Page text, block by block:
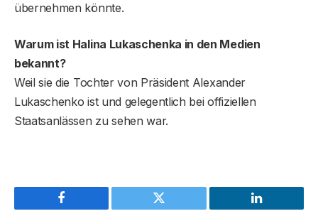
übernehmen könnte.
Warum ist Halina Lukaschenka in den Medien
bekannt?
Weil sie die Tochter von Präsident Alexander
Lukaschenko ist und gelegentlich bei offiziellen
Staatsanlässen zu sehen war.
Facebook Twitter LinkedIn